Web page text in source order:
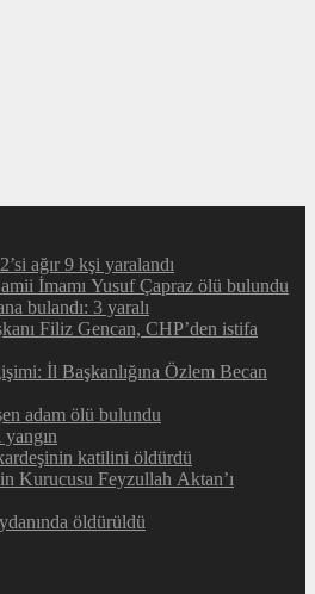
ağır 9 kşi yaralandı
İmamı Yusuf Çapraz ölü bulundu
bulandı: 3 yaralı
Filiz Gencan, CHP’den istifa
İl Başkanlığına Özlem Becan
adam ölü bulundu
katilini öldürdü
Kurucusu Feyzullah Aktan’ı
öldürüldü